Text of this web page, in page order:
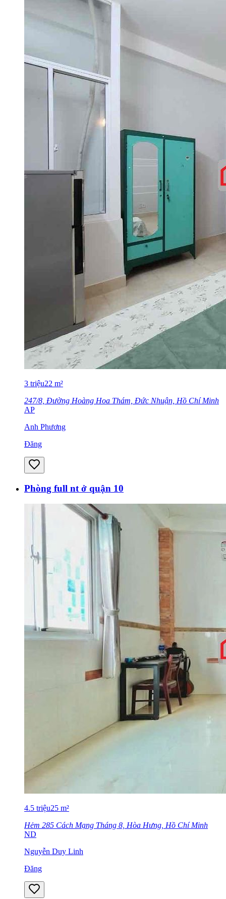
3 triệu22 m²
247/8, Đường Hoàng Hoa Thám, Đức Nhuận, Hồ Chí Minh
AP
Anh Phương
Đăng
Phòng full nt ở quận 10
4.5 triệu25 m²
Hẻm 285 Cách Mạng Tháng 8, Hòa Hưng, Hồ Chí Minh
ND
Nguyễn Duy Linh
Đăng